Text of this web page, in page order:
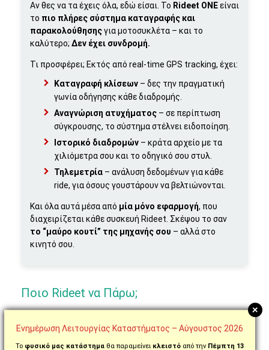
Αν θες να τα έχεις όλα, εδώ είσαι. Το Rideet ONEείναι
το πιο πλήρες σύστημα καταγραφής και
παρακολούθησηςγια μοτοσυκλέτα – και το
καλύτερο; Δεν έχει συνδρομή.
Τι προσφέρει; Εκτός από real-time GPS tracking, έχει:
Καταγραφή κλίσεων – δες την πραγματική
γωνία οδήγησης κάθε διαδρομής.
Αναγνώριση ατυχήματος – σε περίπτωση
σύγκρουσης, το σύστημα στέλνει ειδοποίηση.
Ιστορικό διαδρομών – κράτα αρχείο με τα
χιλιόμετρα σου και το οδηγικό σου στυλ.
Τηλεμετρία – ανάλυση δεδομένων για κάθε
ride, για όσους γουστάρουν να βελτιώνονται.
Και όλα αυτά μέσα από μία μόνο εφαρμογή, που
διαχειρίζεται κάθε συσκευή Rideet. Σκέψου το σαν
το “μαύρο κουτί” της μηχανής σου – αλλά στο
κινητό σου.
Ποιο Rideet να Πάρω;
Rideet
Προϊόν
Τι Κάνει Ιδανικό Για
+
Ενημέρωση Λειτουργίας Καταστήματος – Αύγουστος 2026
Το φυσικό μας κατάστημα θα παραμείνει κλειστό από την Πέμπτη 13